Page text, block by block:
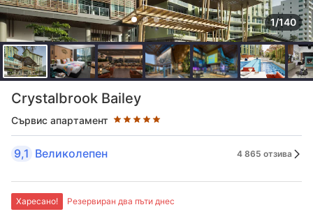
1/140
Crystalbrook Bailey
Сървис апартамент
Оценка в звезди: 5 звезди
9,1 Великолепен 4 865 отзива
Харесано! Резервиран два пъти днес